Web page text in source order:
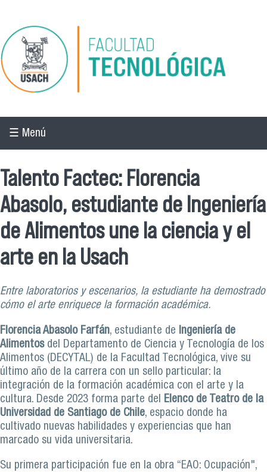
Pasar al contenido principal
☰ Menú
Talento Factec: Florencia
Abasolo, estudiante de Ingeniería
de Alimentos une la ciencia y el
arte en la Usach
Entre laboratorios y escenarios, la estudiante ha demostrado
cómo el arte enriquece la formación académica.
Florencia Abasolo Farfán, estudiante de Ingeniería de
Alimentos del Departamento de Ciencia y Tecnología de los
Alimentos (DECYTAL) de la Facultad Tecnológica, vive su
último año de la carrera con un sello particular: la
integración de la formación académica con el arte y la
cultura. Desde 2023 forma parte del
Elenco de Teatrode la
Universidad de Santiago de Chile, espacio donde ha
cultivado nuevas habilidades y experiencias que han
marcado su vida universitaria.
Su primera participación fue en la obra “EAO: Ocupación",